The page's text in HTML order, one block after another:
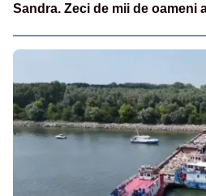
Sandra. Zeci de mii de oameni